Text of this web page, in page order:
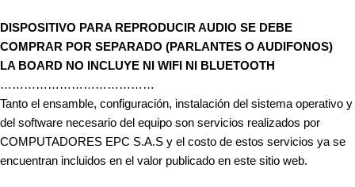
DISPOSITIVO PARA REPRODUCIR AUDIO SE DEBE
COMPRAR POR SEPARADO (PARLANTES O AUDIFONOS)
LA BOARD NO INCLUYE NI WIFI NI BLUETOOTH
…………………………………
Tanto el ensamble, configuración, instalación del sistema operativo y
del software necesario del equipo son servicios realizados por
COMPUTADORES EPC S.A.S y el costo de estos servicios ya se
encuentran incluidos en el valor publicado en este sitio web.